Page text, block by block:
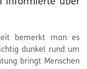
informierte über
bemerkt man es
dunkel rund um
bringt Menschen